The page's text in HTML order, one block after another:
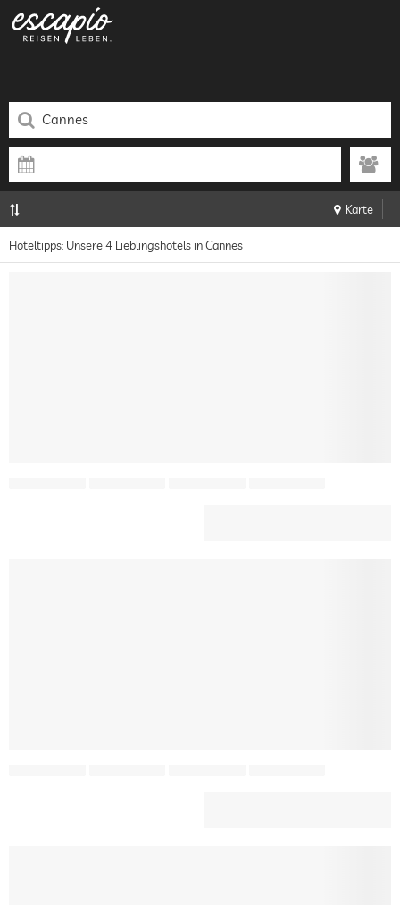
Karte
Hoteltipps: Unsere 4 Lieblingshotels in Cannes